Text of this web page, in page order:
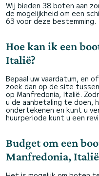
Wij bieden 38 boten aan
de mogelijkheid om een
63 voor deze bestemming.
Hoe kan ik een
Italië?
Bepaal uw vaardatum, en
zoek dan op de site
op Manfredonia, Italië.
u de aanbetaling te doen,
ondertekenen en kunt u
huurperiode kunt u een
Budget om een
Manfredonia, Italië